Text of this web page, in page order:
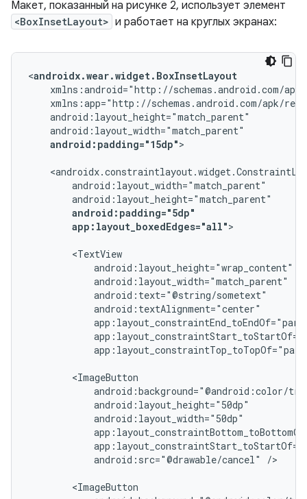
Макет, показанный на рисунке 2, использует элемент
<BoxInsetLayout> и работает на круглых экранах:
<androidx.wear.widget.BoxInsetLayout
android:padding="15dp">
android:padding="5dp"
app:layout_boxedEdges="all">
android:src="@drawable/cancel" />